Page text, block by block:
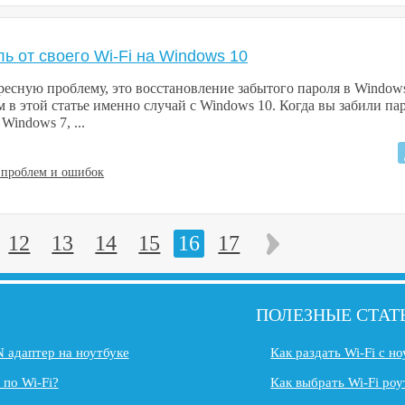
от своего Wi-Fi на Windows 10
проблему, это восстановление забытого пароля в
этой статье именно случай с Windows 10. Когда вы забили
Windows 7, ...
и ошибок
12 13 14 15 16 17
на ноутбуке
Wi-Fi?
ПОЛЕЗНЫЕ
Как раздать Wi-Fi с
Как выбрать Wi-Fi